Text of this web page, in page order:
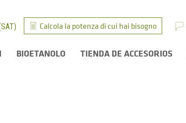
Calcola la potenza di cui hai bisogno
BIOETANOLO TIENDA DE ACCESORIOS